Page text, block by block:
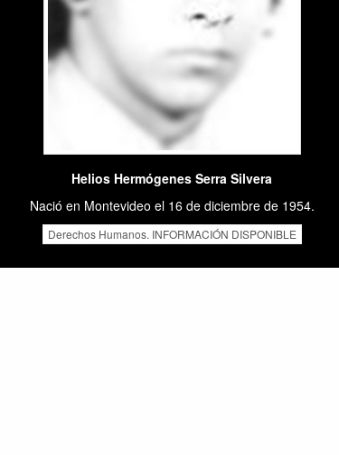
Helios Hermógenes Serra Silvera
Nació en Montevideo el 16 de diciembre de 1954.
Derechos Humanos. INFORMACIÓN DISPONIBLE